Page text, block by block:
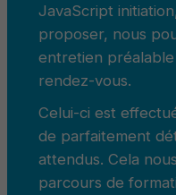
JavaScript
proposer, nous
entretien
rendez-vous.
Celui-ci est
de parfaitement
attendus. Cela
parcours de